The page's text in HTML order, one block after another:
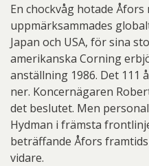
En chockvåg hotade
uppmärksammades
Japan och USA, för sina
amerikanska Corning
anställning 1986. Det 111
ner. Koncernägaren
det beslutet. Men
Hydman i främsta
beträffande Åfors
vidare.